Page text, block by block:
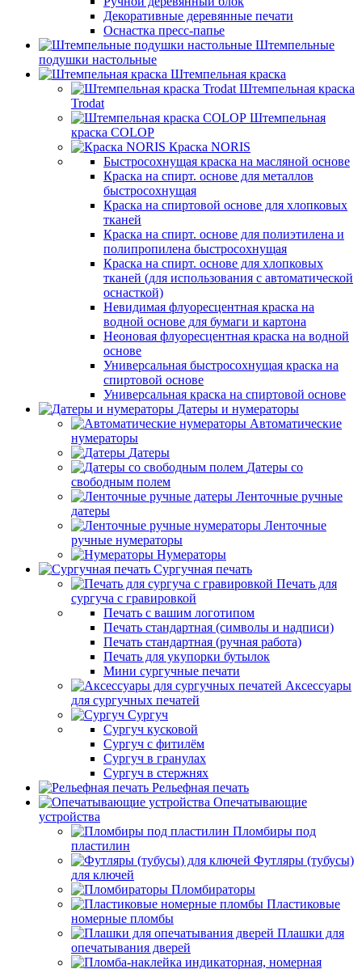
Декоративные деревянные печати
Оснастка пресс-папье
Штемпельные
подушки настольные
Штемпельная краска
Штемпельная краска
Trodat
Штемпельная
краска COLOP
Краска NORIS
Быстросохнущая краска на масляной основе
Краска на спирт. основе для металлов
быстросохнущая
Краска на спиртовой основе для хлопковых
тканей
Краска на спирт. основе для полиэтилена и
полипропилена быстросохнущая
Краска на спирт. основе для хлопковых
тканей (для использования с автоматической
оснасткой)
Невидимая флуоресцентная краска на
водной основе для бумаги и картона
Неоновая флуоресцентная краска на водной
основе
Универсальная быстросохнущая краска на
спиртовой основе
Универсальная краска на спиртовой основе
Датеры и нумераторы
Автоматические
нумераторы
Датеры
Датеры со
свободным полем
Ленточные ручные
датеры
Ленточные
ручные нумераторы
Нумераторы
Сургучная печать
Печать для
сургуча с гравировкой
Печать с вашим логотипом
Печать стандартная (символы и надписи)
Печать стандартная (ручная работа)
Печать для укупорки бутылок
Мини сургучные печати
Аксессуары
для сургучных печатей
Сургуч
Сургуч кусковой
Сургуч с фитилём
Сургуч в гранулах
Сургуч в стержнях
Рельефная печать
Опечатывающие
устройства
Пломбиры под
пластилин
Футляры (тубусы)
для ключей
Пломбираторы
Пластиковые
номерные пломбы
Плашки для
опечатывания дверей